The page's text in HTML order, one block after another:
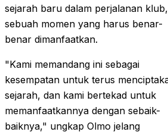
sejarah baru dalam perjalanan klub,
sebuah momen yang harus benar-
benar dimanfaatkan.
"Kami memandang ini sebagai
kesempatan untuk terus
sejarah, dan kami bertekad untuk
memanfaatkannya dengan sebaik-
baiknya," ungkap Olmo jelang